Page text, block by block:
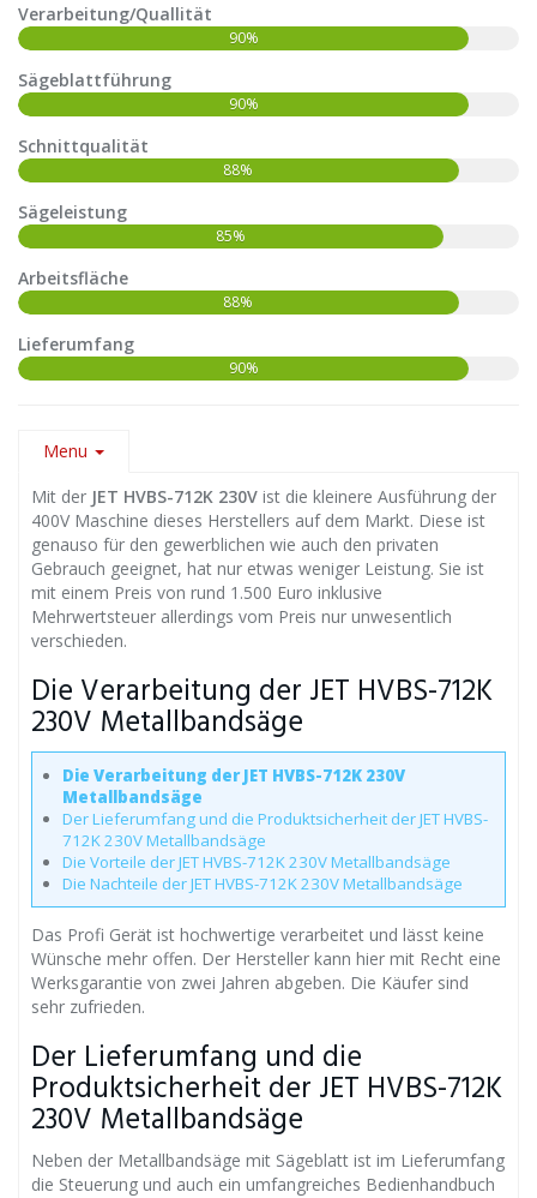
Verarbeitung/Quallität
90%
Sägeblattführung
90%
Schnittqualität
88%
Sägeleistung
85%
Arbeitsfläche
88%
Lieferumfang
90%
Menu
Mit der JET HVBS-712K 230V ist die kleinere Ausführung der
400V Maschine dieses Herstellers auf dem Markt. Diese ist
genauso für den gewerblichen wie auch den privaten
Gebrauch geeignet, hat nur etwas weniger Leistung. Sie ist
mit einem Preis von rund 1.500 Euro inklusive
Mehrwertsteuer allerdings vom Preis nur unwesentlich
verschieden.
Die Verarbeitung der JET HVBS-712K
230V Metallbandsäge
Die Verarbeitung der JET HVBS-712K 230V
Metallbandsäge
Der Lieferumfang und die Produktsicherheit der JET HVBS-
712K 230V Metallbandsäge
Die Vorteile der JET HVBS-712K 230V Metallbandsäge
Die Nachteile der JET HVBS-712K 230V Metallbandsäge
Das Profi Gerät ist hochwertige verarbeitet und lässt keine
Wünsche mehr offen. Der Hersteller kann hier mit Recht eine
Werksgarantie von zwei Jahren abgeben. Die Käufer sind
sehr zufrieden.
Der Lieferumfang und die
Produktsicherheit der JET HVBS-712K
230V Metallbandsäge
Neben der Metallbandsäge mit Sägeblatt ist im Lieferumfang
die Steuerung und auch ein umfangreiches Bedienhandbuch